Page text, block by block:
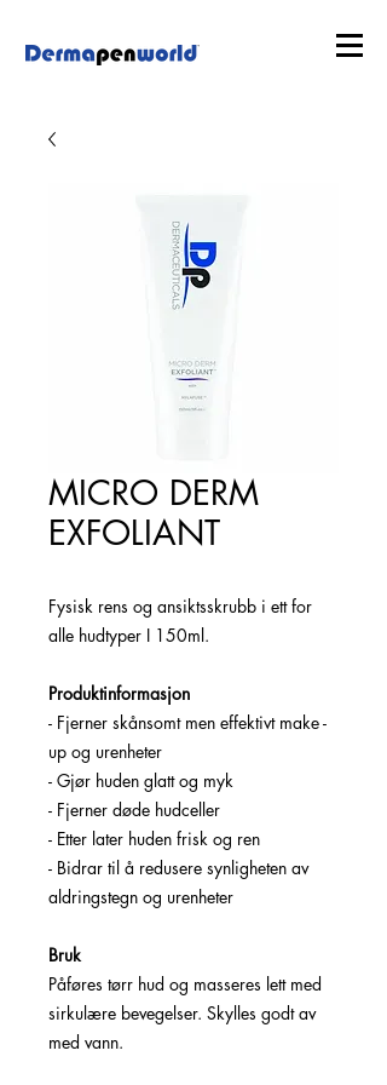
MICRO DERM
EXFOLIANT
Fysisk rens og ansiktsskrubb i ett for
alle hudtyper I 150ml.
Produktinformasjon
- Fjerner skånsomt men effektivt make -
up og urenheter
- Gjør huden glatt og myk
- Fjerner døde hudceller
- Etter later huden frisk og ren
- Bidrar til å redusere synligheten av
aldringstegn og urenheter
Bruk
Påføres tørr hud og masseres lett med
sirkulære bevegelser. Skylles godt av
med vann.